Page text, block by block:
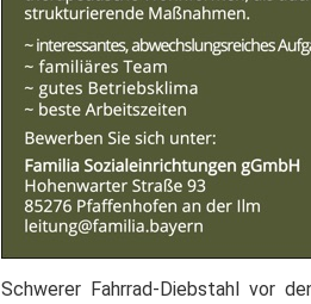
Schwerer Fahrrad-Diebstahl vor